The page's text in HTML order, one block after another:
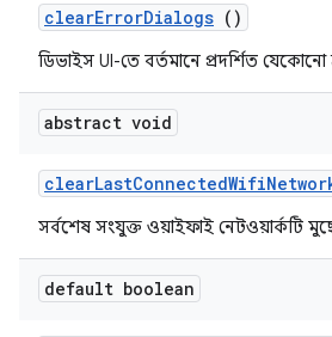
clearErrorDialogs ()
ডিভাইস UI-তে বর্তমানে প্রদর্শিত
abstract void
clearLastConnectedWifi
সর্বশেষ সংযুক্ত ওয়াইফাই নেটওয়ার্কটি
default boolean